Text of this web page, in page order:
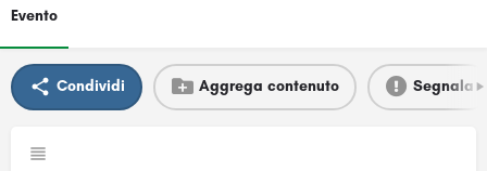
Evento
Condividi Aggrega contenuto Segnala